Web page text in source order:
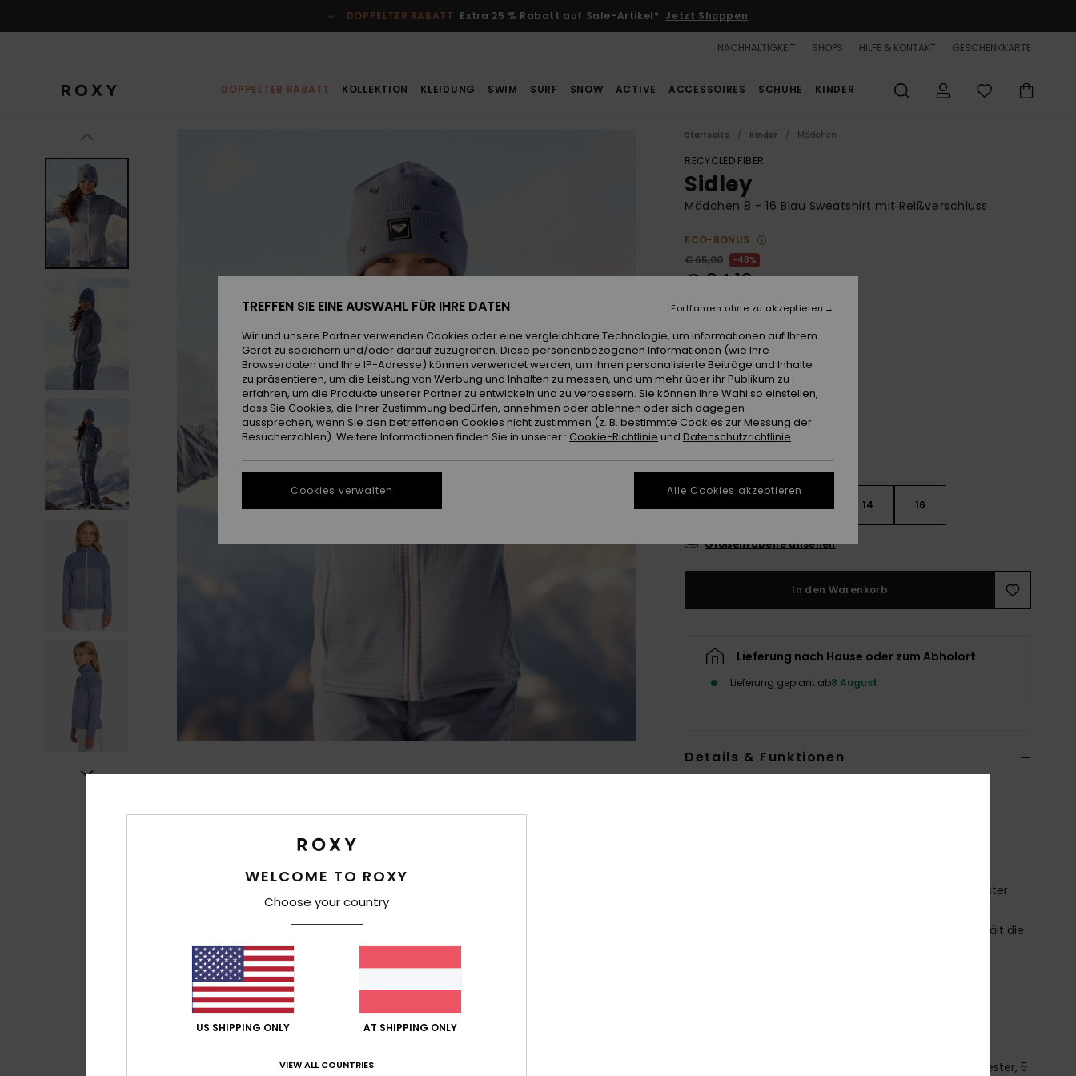
DOPPELTER RABATT Extra 25 % Rabatt auf Sale-Artikel* Jetzt Shoppen
NACHHALTIGKEIT SHOPS HILFE & KONTAKT GESCHENKKARTE
DOPPELTER RABATT KOLLEKTION KLEIDUNG SWIM SURF SNOW ACTIVE ACCESSOIRES SCHUHE KINDER
Startseite Kinder Mädchen
RECYCLED FIBER
Sidley
Mädchen 8 - 16 Blau Sweatshirt mit Reißverschluss
ECO-BONUS
€ 65,00
48%
€ 34,12
SALE
FarbeWild Wind
14 16
Größentabelle ansehen
In den Warenkorb
Lieferung nach Hause oder zum Abholort
Lieferung geplant ab8 August
Details & Funktionen
Waffelstrick aus 95 % recyceltem Polyester
WarmFlight®-Thermofleecefutter hält die
[Hauptstoff] 95 % recycelter Polyester, 5
WELCOME TO ROXY
Choose your country
US SHIPPING ONLY AT SHIPPING ONLY
VIEW ALL COUNTRIES
TREFFEN SIE EINE AUSWAHL FÜR IHRE DATEN
Wir und unsere Partner verwenden Cookies oder eine vergleichbare Technologie, um Informationen auf Ihrem
Gerät zu speichern und/oder darauf zuzugreifen. Diese personenbezogenen Informationen (wie Ihre
Browserdaten und Ihre IP-Adresse) können verwendet werden, um Ihnen personalisierte Beiträge und Inhalte
zu präsentieren, um die Leistung von Werbung und Inhalten zu messen, und um mehr über ihr Publikum zu
erfahren, um die Produkte unserer Partner zu entwickeln und zu verbessern. Sie können Ihre Wahl so einstellen,
dass Sie Cookies, die Ihrer Zustimmung bedürfen, annehmen oder ablehnen oder sich dagegen
aussprechen, wenn Sie den betreffenden Cookies nicht zustimmen (z. B. bestimmte Cookies zur Messung der
Besucherzahlen). Weitere Informationen finden Sie in unserer : Cookie-Richtlinie und Datenschutzrichtlinie
Cookies verwalten
Fortfahren ohne zu akzeptieren
Alle Cookies akzeptieren